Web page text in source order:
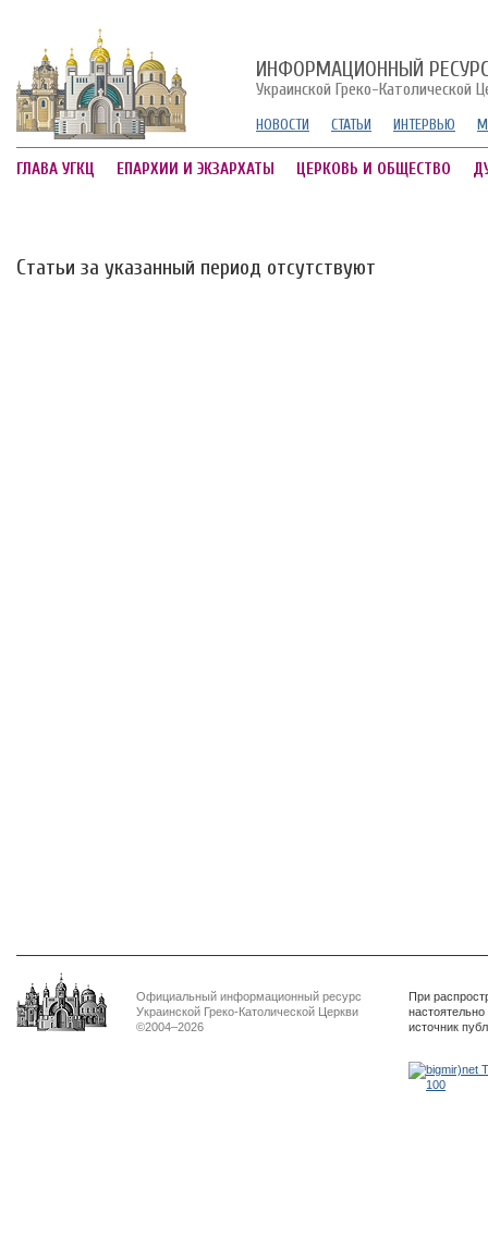
ИНФОРМАЦИОННЫЙ
Украинской Греко-Католической
НОВОСТИ СТАТЬИ ИНТЕРВЬЮ
ГЛАВА УГКЦ ЕПАРХИИ И ЭКЗАРХАТЫ ЦЕРКОВЬ И ОБЩЕСТВО
Статьи за указанный период отсутствуют
Официальный информационный ресурс
Украинской Греко-Католической Церкви
©2004–2026
При
источник